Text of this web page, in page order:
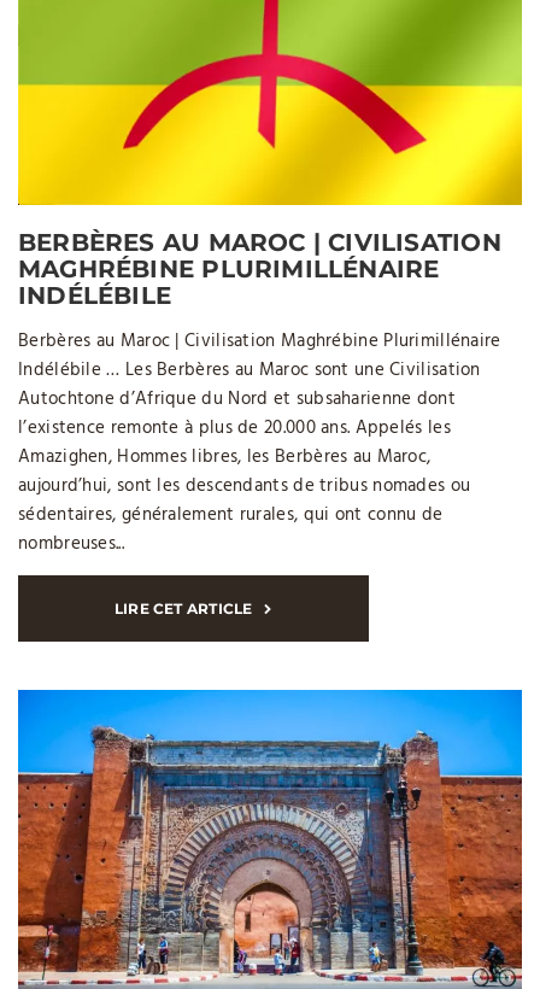
BERBÈRES AU MAROC | CIVILISATION
MAGHRÉBINE PLURIMILLÉNAIRE
INDÉLÉBILE
Berbères au Maroc | Civilisation Maghrébine Plurimillénaire
Indélébile … Les Berbères au Maroc sont une Civilisation
Autochtone d’Afrique du Nord et subsaharienne dont
l’existence remonte à plus de 20.000 ans. Appelés les
Amazighen, Hommes libres, les Berbères au Maroc,
aujourd’hui, sont les descendants de tribus nomades ou
sédentaires, généralement rurales, qui ont connu de
nombreuses...
LIRE CET ARTICLE